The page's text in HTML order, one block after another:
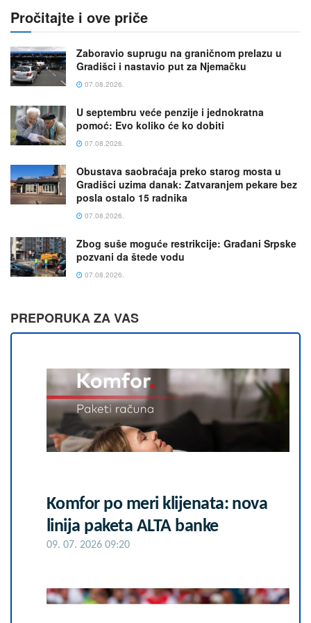
Pročitajte i ove priče
Zaboravio suprugu na graničnom prelazu u
Gradišci i nastavio put za Njemačku
07.08.2026.
U septembru veće penzije i jednokratna
pomoć: Evo koliko će ko dobiti
07.08.2026.
Obustava saobraćaja preko starog mosta u
Gradišci uzima danak: Zatvaranjem pekare bez
posla ostalo 15 radnika
07.08.2026.
Zbog suše mogućе restrikcije: Građani Srpske
pozvani da štede vodu
07.08.2026.
PREPORUKA ZA VAS
Komfor po meri klijenata: nova
linija paketa ALTA banke
09. 07. 2026 09:20